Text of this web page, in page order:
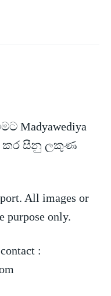
Madyawediya
කර සීනු ලකුණ
All images or
purpose only.
: